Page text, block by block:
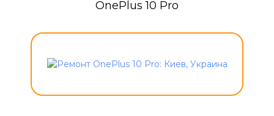
OnePlus 10 Pro